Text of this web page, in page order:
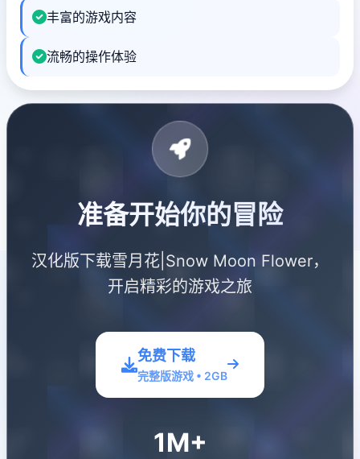
丰富的游戏内容
流畅的操作体验
准备开始你的冒险
汉化版下载雪月花|Snow Moon Flower，
开启精彩的游戏之旅
免费下载
完整版游戏 • 2GB
1M+